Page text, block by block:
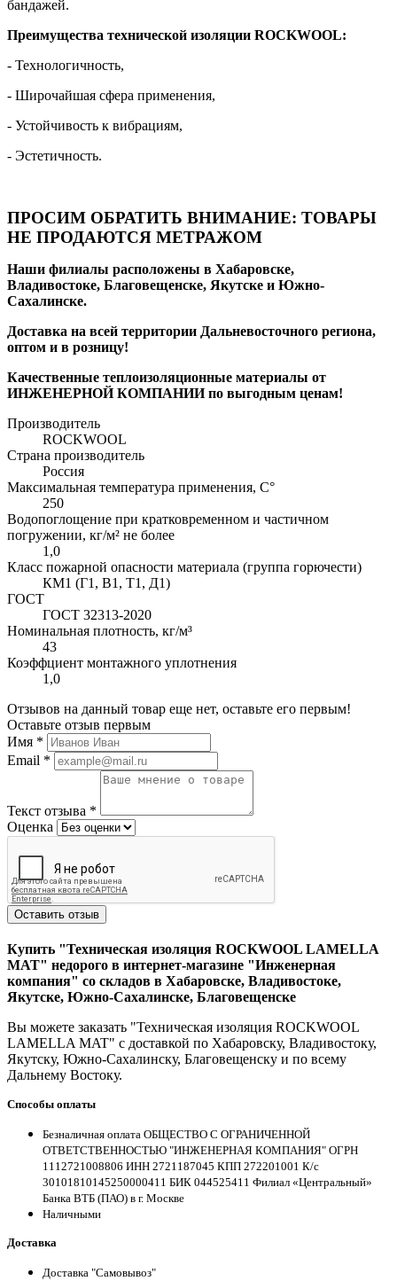
бандажей.
Преимущества технической изоляции ROCKWOOL:
- Технологичность,
- Широчайшая сфера применения,
- Устойчивость к вибрациям,
- Эстетичность.
ПРОСИМ ОБРАТИТЬ ВНИМАНИЕ: ТОВАРЫ
НЕ ПРОДАЮТСЯ МЕТРАЖОМ
Наши филиалы расположены в Хабаровске,
Владивостоке, Благовещенске, Якутске и Южно-
Сахалинске.
Доставка на всей территории Дальневосточного региона,
оптом и в розницу!
Качественные теплоизоляционные материалы от
ИНЖЕНЕРНОЙ КОМПАНИИ по выгодным ценам!
Производитель
ROCKWOOL
Страна производитель
Россия
Максимальная температура применения, С°
250
Водопоглощение при кратковременном и частичном
погружении, кг/м² не более
1,0
Класс пожарной опасности материала (группа горючести)
КМ1 (Г1, В1, Т1, Д1)
ГОСТ
ГОСТ 32313-2020
Номинальная плотность, кг/м³
43
Коэффциент монтажного уплотнения
1,0
Отзывов на данный товар еще нет, оставьте его первым!
Оставьте отзыв первым
Имя *
Email *
Текст отзыва *
Оценка
Оставить отзыв
Купить "Техническая изоляция ROCKWOOL LAMELLA
MAT" недорого в интернет-магазине "Инженерная
компания" со складов в Хабаровске, Владивостоке,
Якутске, Южно-Сахалинске, Благовещенске
Вы можете заказать "Техническая изоляция ROCKWOOL
LAMELLA MAT" с доставкой по Хабаровску, Владивостоку,
Якутску, Южно-Сахалинску, Благовещенску и по всему
Дальнему Востоку.
Способы оплаты
Безналичная оплата ОБЩЕСТВО С ОГРАНИЧЕННОЙ
ОТВЕТСТВЕННОСТЬЮ "ИНЖЕНЕРНАЯ КОМПАНИЯ" ОГРН
1112721008806 ИНН 2721187045 КПП 272201001 К/с
30101810145250000411 БИК 044525411 Филиал «Центральный»
Банка ВТБ (ПАО) в г. Москве
Наличными
Доставка
Доставка "Самовывоз"